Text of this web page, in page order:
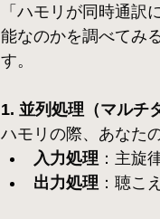
「ハモリが同時通
能なのかを調べてみ
す。
1. 並列処理（マルチ
ハモリの際、あなた
入力処理 ：主旋
出力処理 ：聴こ